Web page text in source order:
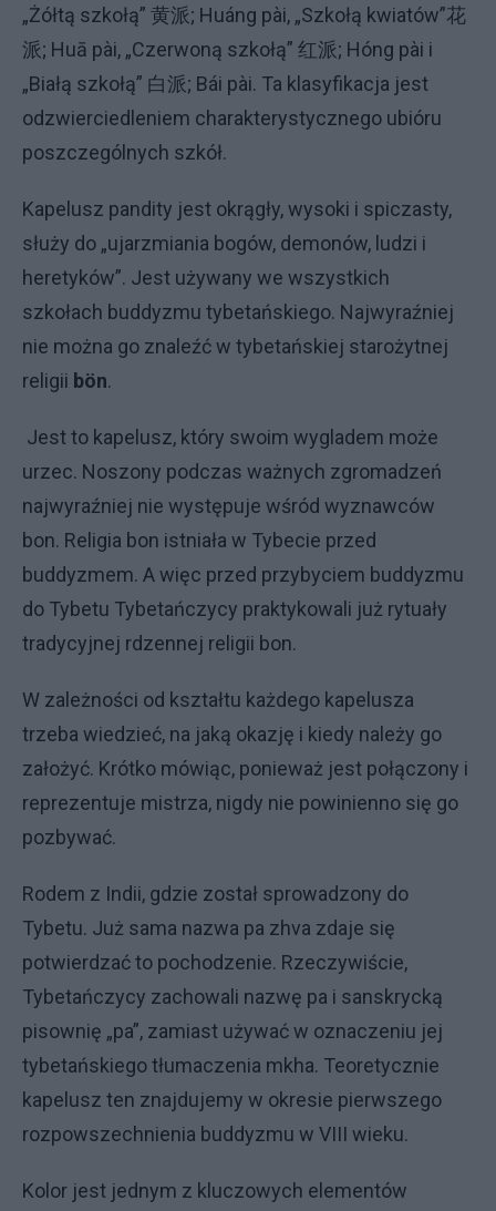
„Żółtą szkołą” 黄派; Huáng pài, „Szkołą kwiatów”花
派; Huā pài, „Czerwoną szkołą” 红派; Hóng pài i
„Białą szkołą” 白派; Bái pài. Ta klasyfikacja jest
odzwierciedleniem charakterystycznego ubióru
poszczególnych szkół.
Kapelusz pandity jest okrągły, wysoki i spiczasty,
służy do „ujarzmiania bogów, demonów, ludzi i
heretyków”. Jest używany we wszystkich
szkołach buddyzmu tybetańskiego. Najwyraźniej
nie można go znaleźć w tybetańskiej starożytnej
religii bön.
Jest to kapelusz, który swoim wygladem może
urzec. Noszony podczas ważnych zgromadzeń
najwyraźniej nie występuje wśród wyznawców
bon. Religia bon istniała w Tybecie przed
buddyzmem. A więc przed przybyciem buddyzmu
do Tybetu Tybetańczycy praktykowali już rytuały
tradycyjnej rdzennej religii bon.
W zależności od kształtu każdego kapelusza
trzeba wiedzieć, na jaką okazję i kiedy należy go
założyć. Krótko mówiąc, ponieważ jest połączony i
reprezentuje mistrza, nigdy nie powinienno się go
pozbywać.
Rodem z Indii, gdzie został sprowadzony do
Tybetu. Już sama nazwa pa zhva zdaje się
potwierdzać to pochodzenie. Rzeczywiście,
Tybetańczycy zachowali nazwę pa i sanskrycką
pisownię „pa”, zamiast używać w oznaczeniu jej
tybetańskiego tłumaczenia mkha. Teoretycznie
kapelusz ten znajdujemy w okresie pierwszego
rozpowszechnienia buddyzmu w VIII wieku.
Kolor jest jednym z kluczowych elementów